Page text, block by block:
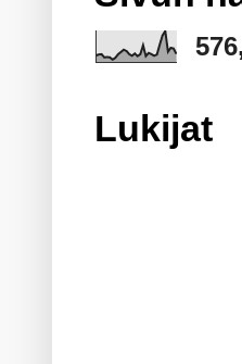
Lukijat